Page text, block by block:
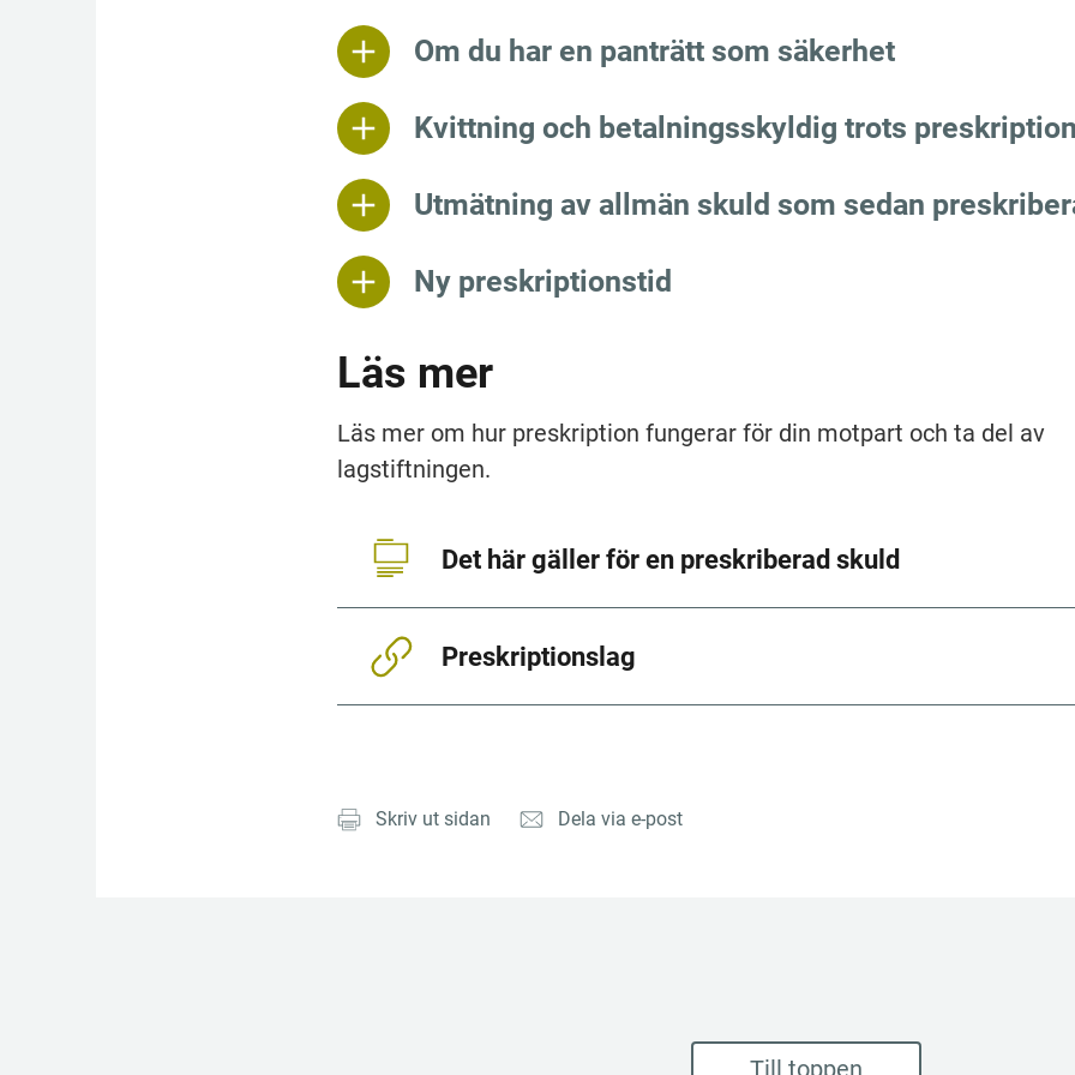
Om du har en panträtt som säkerhet
Kvittning och betalningsskyldig trots
Utmätning av allmän skuld som sedan
Ny preskriptionstid
Läs mer
Läs mer om hur preskription fungerar för din motpart och ta del av
lagstiftningen.
Det här gäller för en preskriberad skuld
Preskriptionslag
Skriv ut sidan Dela via e-post
Till toppen